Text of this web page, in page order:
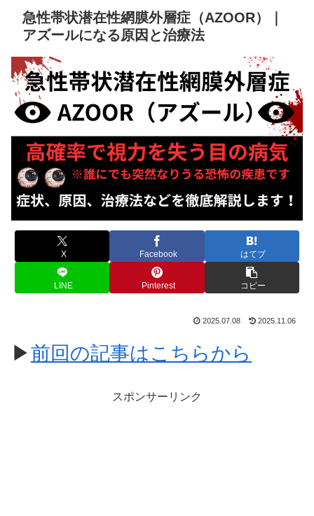
急性帯状潜在性網膜外層症（AZOOR）｜
アズールになる原因と治療法
X Facebook はてブ
LINE Pinterest コピー
2025.07.08 2025.11.06
▶前回の記事はこちらから
スポンサーリンク